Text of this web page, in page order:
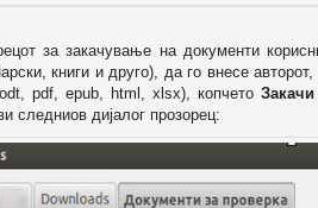
за закачување на документи
книги и друго), да го внесе
pdf, epub, html, xlsx), копчето Закачи
следниов дијалог прозорец: